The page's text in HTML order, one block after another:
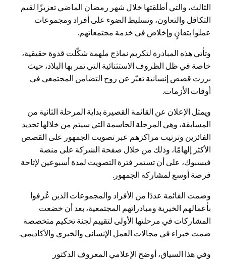
الثالث، والتي أطلقتها خلال شهر رمضان الماضي تعزيزًا لقيم
التكافل والتعاون، وتسليط الضوء على أفراد ومجموعات
عملوا بتفانٍ وإخلاص في خدمة مجتمعاتهم.
وتأتي هذه المبادرة لتكريم نماذج ملهمة شكّلت قدوة حقيقية،
خاصة في ظل الظروف الاستثنائية التي تمر بها البلاد، حيث
برزت قصص إنسانية تعبّر عن روح التضامن المجتمعي في
أوقات الأزمات.
ويمثل الإعلان عن القائمة القصيرة بداية المرحلة الثانية من
المسابقة، وهي المرحلة الحاسمة التي سيتم من خلالها تحديد
الفائزين وترتيب مراكزهم عبر تصويت الجمهور على القصص
الأكثر إلهامًا، وذلك من خلال صفحة الشركة على منصة
فيسبوك، على أن تستمر فترة التصويت لمدة أسبوعين لإتاحة
فرصة أوسع لمشاركة الجمهور.
وضمت القائمة عددًا من الأفراد والمجموعات الذين عُرفوا
بأعمالهم الخيرية ومبادراتهم المجتمعية، بعد أن خضعت
المشاركات في مرحلتها الأولى لتقييم لجنة تحكيم متخصصة
ضمت خبراء في مجالات العمل الإنساني والخيري والأكاديمي.
وفي هذا السياق، أوضح الإعلامي المعروف الدكتور